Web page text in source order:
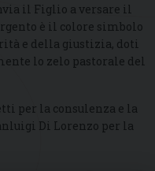
il Figlio a versare il
è il colore simbolo
e della giustizia, doti
lo zelo pastorale del
per la consulenza e la
Di Lorenzo per la